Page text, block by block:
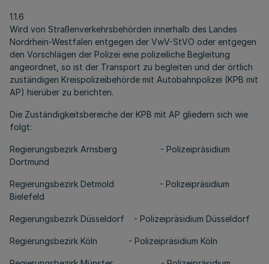
1.1.6
Wird von Straßenverkehrsbehörden innerhalb des Landes
Nordrhein-Westfalen entgegen der VwV-StVO oder entgegen
den Vorschlägen der Polizei eine polizeiliche Begleitung
angeordnet, so ist der Transport zu begleiten und der örtlich
zuständigen Kreispolizeibehörde mit Autobahnpolizei (KPB mit
AP) hierüber zu berichten.
Die Zuständigkeitsbereiche der KPB mit AP gliedern sich wie
folgt:
Regierungsbezirk Arnsberg - Polizeipräsidium
Dortmund
Regierungsbezirk Detmold - Polizeipräsidium
Bielefeld
Regierungsbezirk Düsseldorf - Polizeipräsidium Düsseldorf
Regierungsbezirk Köln - Polizeipräsidium Köln